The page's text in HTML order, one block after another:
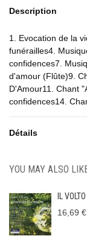
Description
1. Evocation de la
funérailles4.
confidences7.
d'amour (Flûte)9.
D'Amour11. Chant
confidences14.
Détails
YOU MAY ALSO
IL
16,69 €